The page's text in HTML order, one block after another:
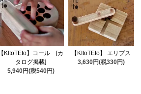
【KItoTEto】コール [カ
タログ掲載]
5,940円(税540円)
【KItoTEto】 エリプス
3,630円(税330円)